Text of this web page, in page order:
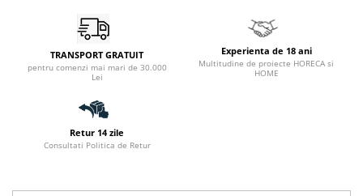
TRANSPORT GRATUIT
pentru comenzi mai mari de 30.000
Lei
Experienta de 18 ani
Multitudine de proiecte HORECA si
HOME
Retur 14 zile
Consultati Politica de Retur